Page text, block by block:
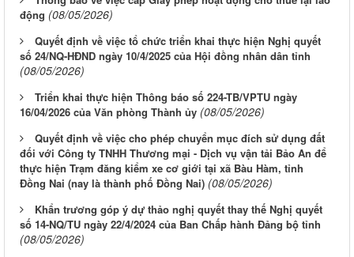
động (08/05/2026)
Quyết định về việc tổ chức triển khai thực hiện Nghị quyết
số 24/NQ-HĐND ngày 10/4/2025 của Hội đồng nhân dân tỉnh
(08/05/2026)
Triển khai thực hiện Thông báo số 224-TB/VPTU ngày
16/04/2026 của Văn phòng Thành ủy (08/05/2026)
Quyết định về việc cho phép chuyển mục đích sử dụng đất
đối với Công ty TNHH Thương mại - Dịch vụ vận tải Bảo An để
thực hiện Trạm đăng kiểm xe cơ giới tại xã Bàu Hàm, tỉnh
Đồng Nai (nay là thành phố Đồng Nai) (08/05/2026)
Khẩn trương góp ý dự thảo nghị quyết thay thế Nghị quyết
số 14-NQ/TU ngày 22/4/2024 của Ban Chấp hành Đảng bộ tỉnh
(08/05/2026)